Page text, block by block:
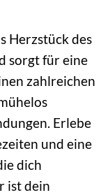
Herzstück des
sorgt für eine
zahlreichen
Erlebe
und eine
dich
ist dein